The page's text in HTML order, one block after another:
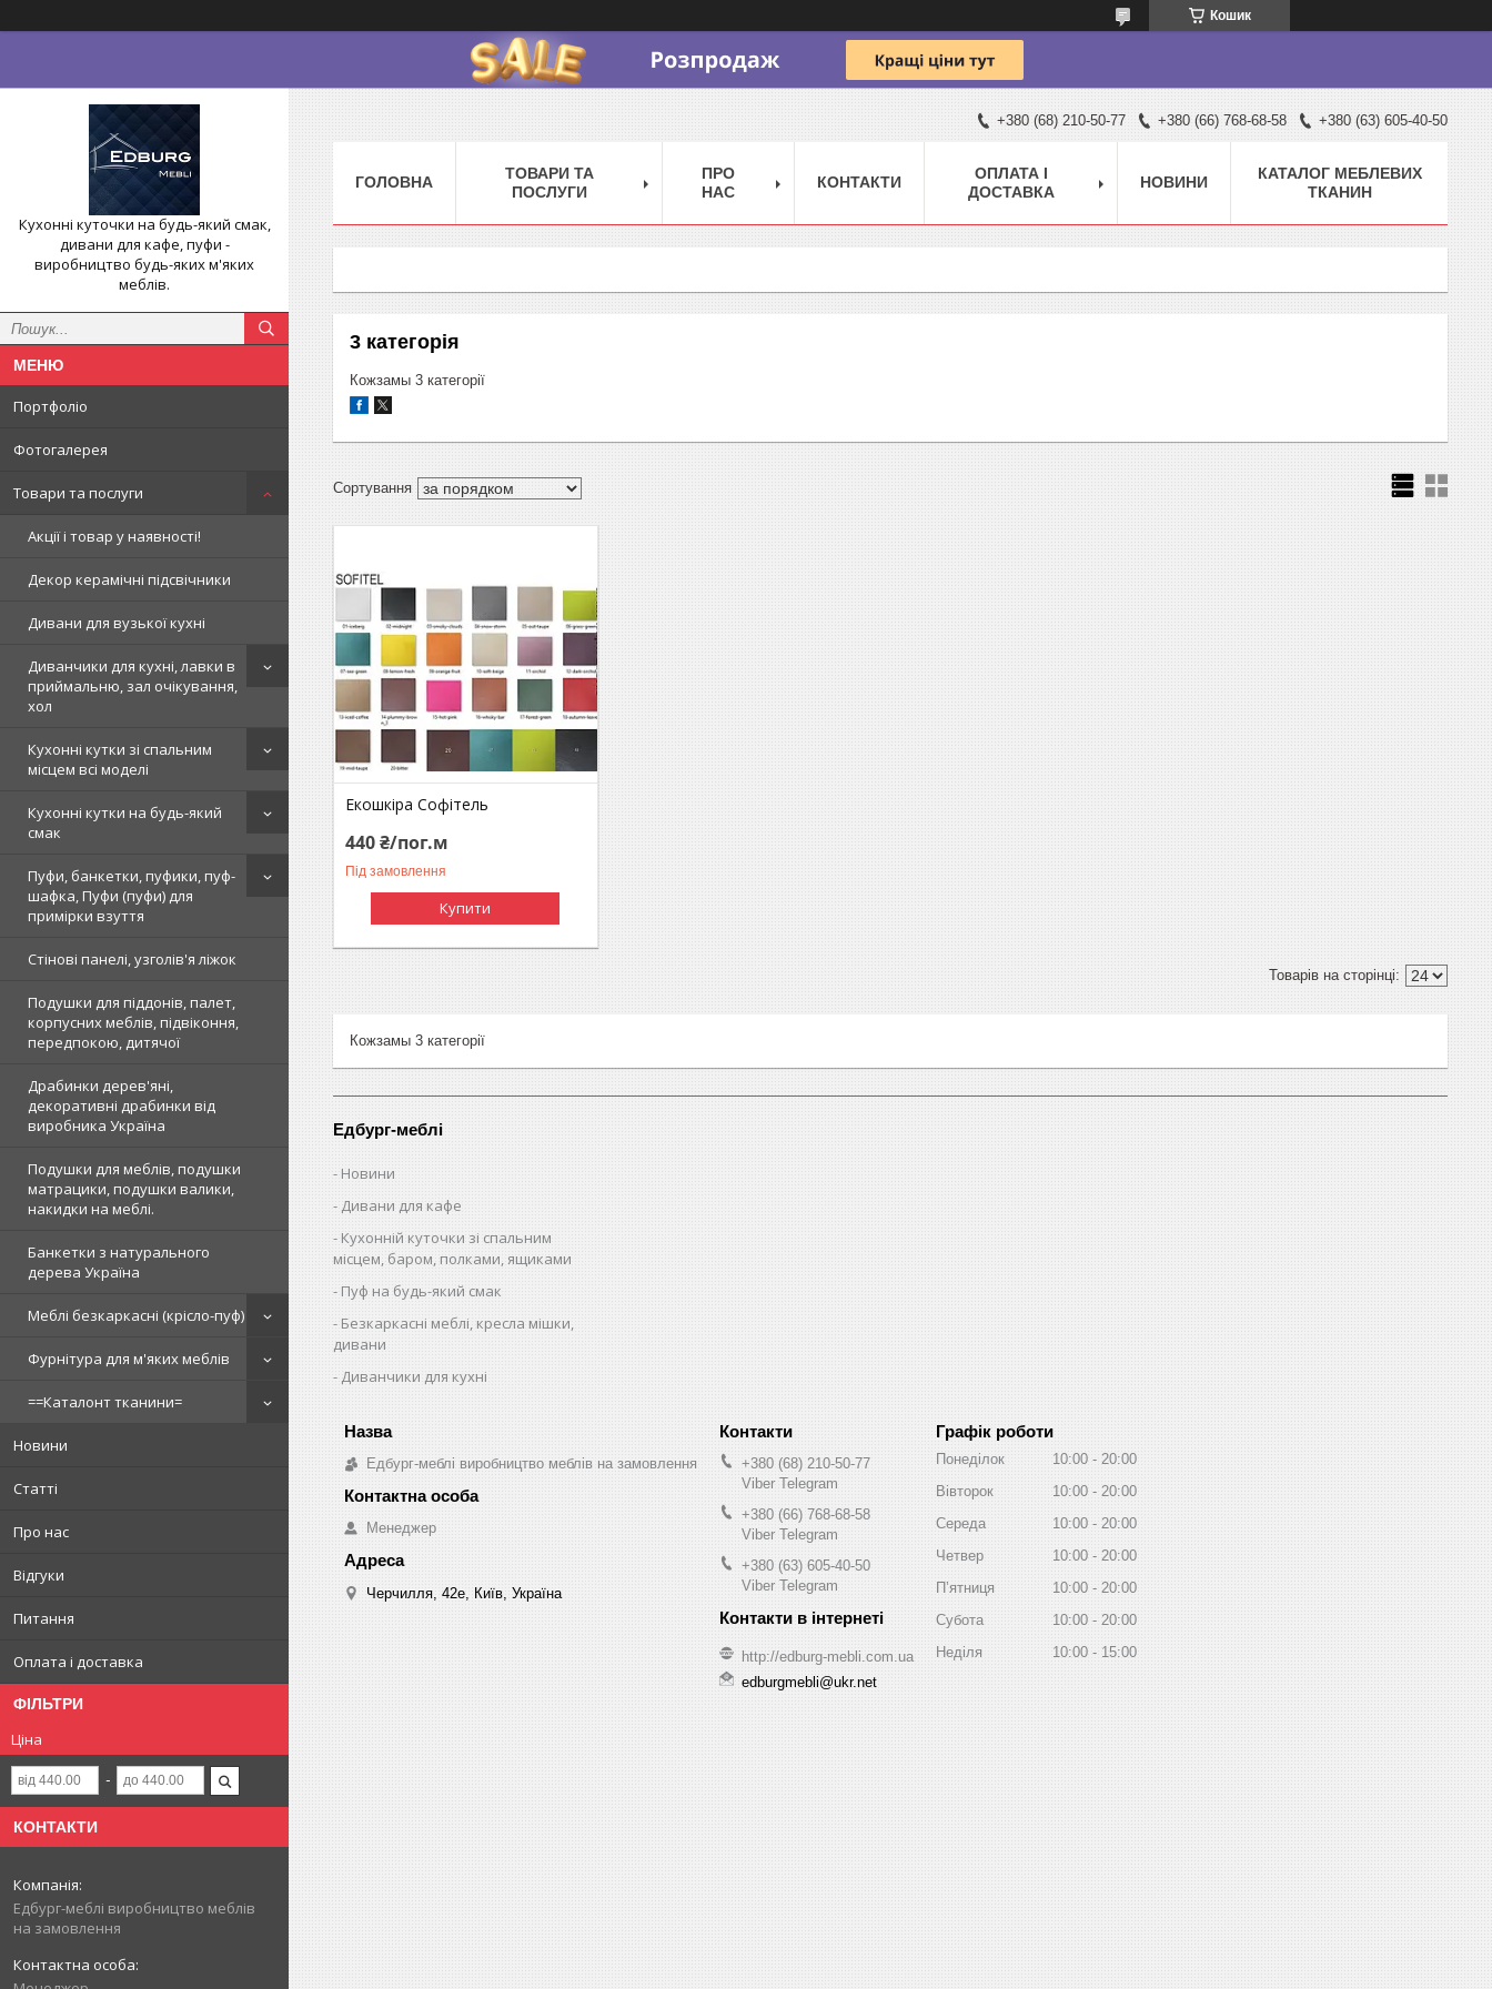
Кошик
Кухонні куточки на будь-який смак,
дивани для кафе, пуфи -
виробництво будь-яких м'яких
меблів.
Портфоліо
Фотогалерея
Товари та послуги
Акції і товар у наявності!
Декор керамічні підсвічники
Дивани для вузької кухні
Диванчики для кухні, лавки в
приймальню, зал очікування,
хол
Кухонні кутки зі спальним
місцем всі моделі
Кухонні кутки на будь-який
смак
Пуфи, банкетки, пуфики, пуф-
шафка, Пуфи (пуфи) для
примірки взуття
Стінові панелі, узголів'я ліжок
Подушки для піддонів, палет,
корпусних меблів, підвіконня,
передпокою, дитячої
Драбинки дерев'яні,
декоративні драбинки від
виробника Україна
Подушки для меблів, подушки
матрацики, подушки валики,
накидки на меблі.
Банкетки з натурального
дерева Україна
Меблі безкаркасні (крісло-пуф)
Фурнітура для м'яких меблів
==Каталонт тканини=
Новини
Статті
Про нас
Відгуки
Питання
Оплата і доставка
ФІЛЬТРИ
Ціна
КОНТАКТИ
Едбург-меблі виробництво меблів
на замовлення
+380 (68) 210-50-77 +380 (66) 768-68-58 +380 (63) 605-40-50
ГОЛОВНА
ТОВАРИ ТА
ПОСЛУГИ
ПРО
НАС
КОНТАКТИ
ОПЛАТА І
ДОСТАВКА
НОВИНИ
КАТАЛОГ МЕБЛЕВИХ
ТКАНИН
3 категорія
Кожзамы 3 категорії
Екошкіра Софітель
440 ₴/пог.м
Під замовлення
Купити
Кожзамы 3 категорії
Едбург-меблі
Новини
Дивани для кафе
Кухонній куточки зі спальним
місцем, баром, полками, ящиками
Пуф на будь-який смак
Безкаркасні меблі, кресла мішки,
дивани
Диванчики для кухні
Едбург-меблі виробництво меблів на замовлення
Менеджер
Черчилля, 42е, Київ, Україна
+380 (68) 210-50-77
Viber Telegram
+380 (66) 768-68-58
Viber Telegram
+380 (63) 605-40-50
Viber Telegram
http://edburg-mebli.com.ua
edburgmebli@ukr.net
Графік роботи
Понеділок 10:00
20:00
Вівторок
10:00
20:00
Середа
10:00
20:00
Четвер
10:00
20:00
Пʼятниця
10:00
20:00
Субота
10:00
20:00
Неділя
10:00 15:00